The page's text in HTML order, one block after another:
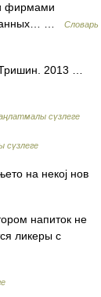
фирмами
…
Словарь
2013 …
сүзлеге
сүзлеге
на некој нов
напиток не
ликеры с